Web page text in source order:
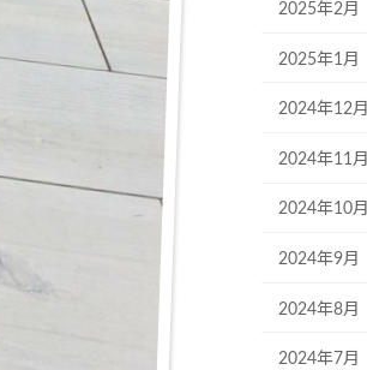
2025年2月
2025年1月
2024年12月
2024年11月
2024年10月
2024年9月
2024年8月
2024年7月